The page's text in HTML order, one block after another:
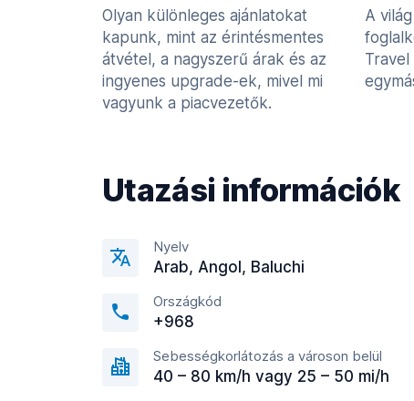
Olyan különleges ajánlatokat
kapunk, mint az érintésmentes
átvétel, a nagyszerű árak és az
ingyenes upgrade-ek, mivel mi
vagyunk a piacvezetők.
A
Utazási információk
Nyelv
Arab, Angol, Baluchi
Országkód
+968
Sebességkorlátozás a városon belül
40 – 80 km/h vagy 25 – 50 mi/h